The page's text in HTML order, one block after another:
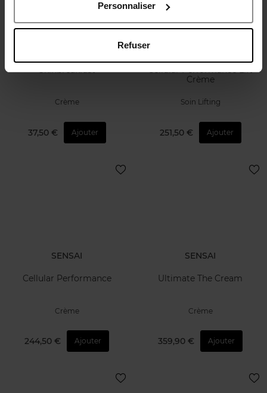
Personnaliser
Refuser
Skinbreakfast
Crème
37,50 € Ajouter
Cellular Performance Lift
Crème
Soin Lifting
251,50 € Ajouter
SENSAI
Cellular Performance
Crème
244,50 € Ajouter
SENSAI
Ultimate The Cream
Crème
359,90 € Ajouter